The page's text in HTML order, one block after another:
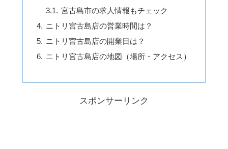
宮古島市の求人情報もチェック
ニトリ宮古島店の営業時間は？
ニトリ宮古島店の開業日は？
ニトリ宮古島店の地図（場所・アクセス）
スポンサーリンク